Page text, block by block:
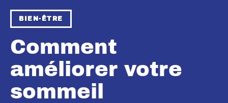
BIEN-ÊTRE
Comment
améliorer votre
sommeil